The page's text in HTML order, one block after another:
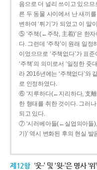
음으로 더 널리 쓰이고 있으므
른 두 동물 사이에서 난 새끼를
변하여 ‘튀기’가 되었고 이 말
⑤ ‘주책(←주착, 主着)’은 한자
다. 그런데 ‘주착’이 원래 일
이었으므로 ‘주책없다’가 표
‘주책’의 의미로서 ‘일정한 줏
라 2016년에는 ‘주책없다’와
로 인정하였다.
⑥ ‘지루하다(←지리하다, 支離
한 형태를 취한 것이다. 그러나
되고 있다.
⑦ ‘시러베아들(←실업의아들
기)’ 역시 변화된 후의 현실
제12항 ‘웃-’ 및 ‘윗-’은 명사 ‘